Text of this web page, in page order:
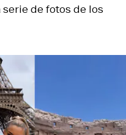
de fotos de los